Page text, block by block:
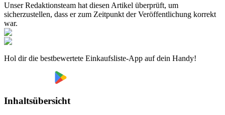
Unser Redaktionsteam hat diesen Artikel überprüft, um
sicherzustellen, dass er zum Zeitpunkt der Veröffentlichung korrekt
war.
Hol dir die bestbewertete Einkaufsliste-App auf dein Handy!
Inhaltsübersicht